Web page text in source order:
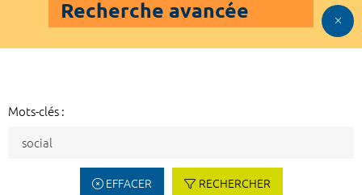
Recherche avancée
Mots-clés :
EFFACER RECHERCHER